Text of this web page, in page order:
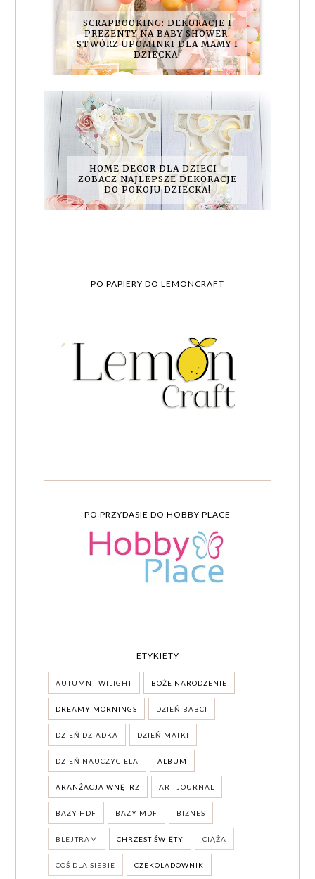
SCRAPBOOKING: DEKORACJE I
PREZENTY NA BABY SHOWER.
STWÓRZ UPOMINKI DLA MAMY I
DZIECKA!
HOME DECOR DLA DZIECI -
ZOBACZ NAJLEPSZE DEKORACJE
DO POKOJU DZIECKA!
PO PAPIERY DO LEMONCRAFT
PO PRZYDASIE DO HOBBY PLACE
ETYKIETY
AUTUMN TWILIGHT BOŻE NARODZENIE
DREAMY MORNINGS DZIEŃ BABCI
DZIEŃ DZIADKA DZIEŃ MATKI
DZIEŃ NAUCZYCIELA ALBUM
ARANŻACJA WNĘTRZ ART JOURNAL
BAZY HDF BAZY MDF BIZNES
BLEJTRAM CHRZEST ŚWIĘTY CIĄŻA
COŚ DLA SIEBIE CZEKOLADOWNIK